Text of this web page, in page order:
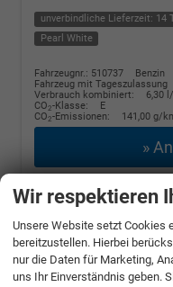
unverbindliche Lieferzeit: 14
Pearl White
Fahrzeugnr.: 510737
Benzin
Fahrzeug mit Tageszulassung
Verbrauch kombiniert:
6,30
CO2-Klasse:
E
CO2-Emissionen: 141,00 g/
»
27.390,– €
incl. 19% MwSt.
Wir respektieren
Unsere Website setzt Cookies
bereitzustellen. Hierbei
nur die Daten für Marketing,
uns Ihr Einverständnis geben.